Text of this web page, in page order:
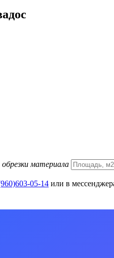
материала
05-14 или в